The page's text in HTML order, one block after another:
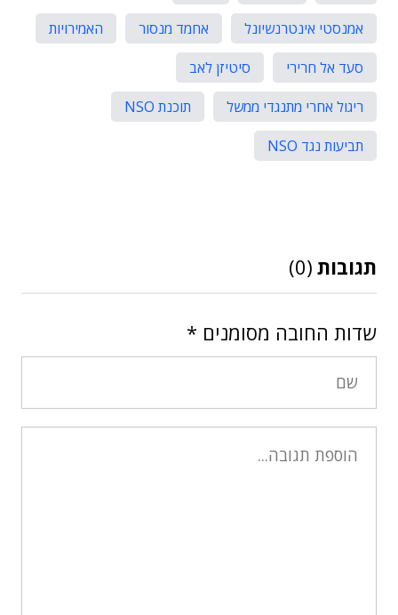
אמנסטי אינטרנשיונל
אחמד מנסור
האמירויות
סעד אל חרירי
סיטיזן לאב
ריגול אחרי מתנגדי ממשל
תוכנת NSO
תביעות נגד NSO
תגובות (0)
שדות החובה מסומנים *